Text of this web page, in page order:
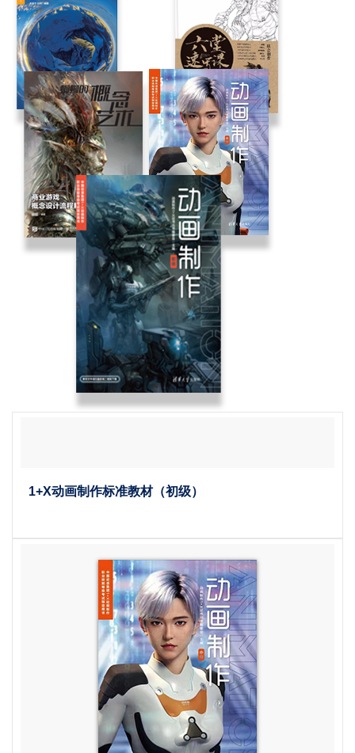
1+X动画制作标准教材（初级）